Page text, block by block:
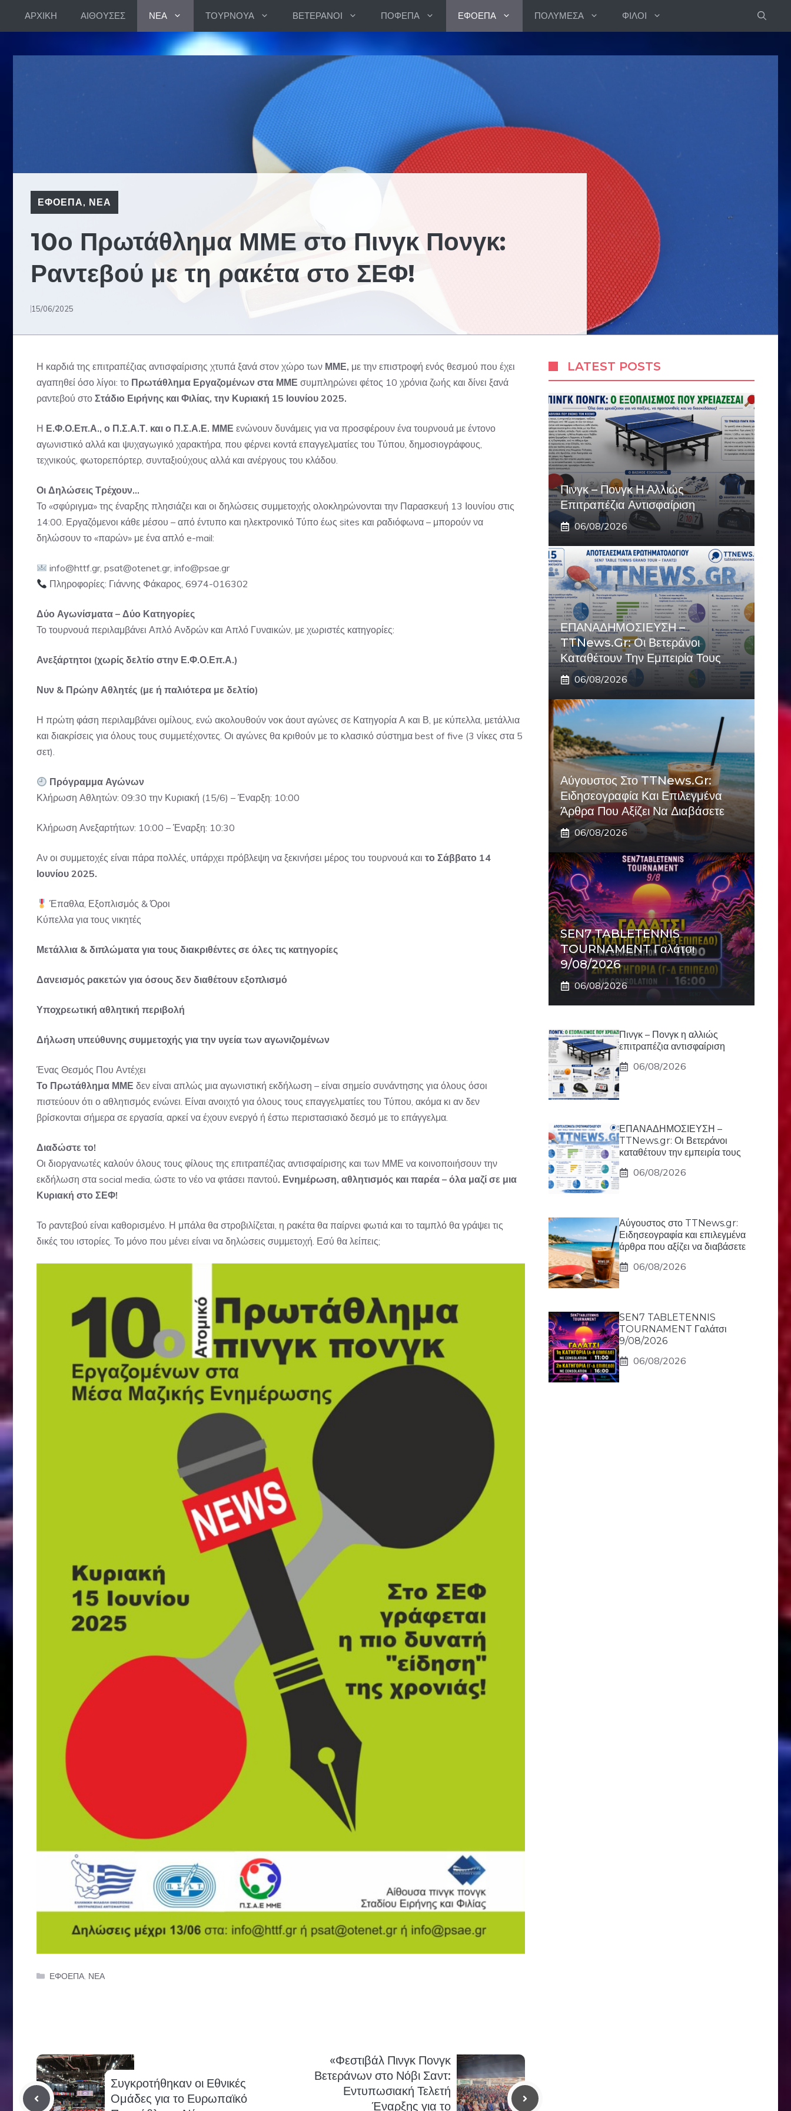
ΑΡΧΙΚΗ ΑΙΘΟΥΣΕΣ ΝΕΑ ΤΟΥΡΝΟΥΑ ΒΕΤΕΡΑΝΟΙ ΠΟΦΕΠΑ ΕΦΟΕΠΑ ΠΟΛΥΜΕΣΑ ΦΙΛΟΙ
ΕΦΟΕΠΑ, ΝΕΑ
10ο Πρωτάθλημα ΜΜΕ στο Πινγκ Πονγκ:
Ραντεβού με τη ρακέτα στο ΣΕΦ!
15/06/2025
Η καρδιά της επιτραπέζιας αντισφαίρισης χτυπά ξανά στον χώρο των ΜΜΕ, με την επιστροφή ενός θεσμού που έχει
αγαπηθεί όσο λίγοι: το Πρωτάθλημα Εργαζομένων στα ΜΜΕ συμπληρώνει φέτος 10 χρόνια ζωής και δίνει ξανά
ραντεβού στο Στάδιο Ειρήνης και Φιλίας, την Κυριακή 15 Ιουνίου 2025.
Η Ε.Φ.Ο.Επ.Α., ο Π.Σ.Α.Τ. και ο Π.Σ.Α.Ε. ΜΜΕ ενώνουν δυνάμεις για να προσφέρουν ένα τουρνουά με έντονο
αγωνιστικό αλλά και ψυχαγωγικό χαρακτήρα, που φέρνει κοντά επαγγελματίες του Τύπου, δημοσιογράφους,
τεχνικούς, φωτορεπόρτερ, συνταξιούχους αλλά και ανέργους του κλάδου.
Οι Δηλώσεις Τρέχουν…
Το «σφύριγμα» της έναρξης πλησιάζει και οι δηλώσεις συμμετοχής ολοκληρώνονται την Παρασκευή 13 Ιουνίου στις
14:00. Εργαζόμενοι κάθε μέσου – από έντυπο και ηλεκτρονικό Τύπο έως sites και ραδιόφωνα – μπορούν να
δηλώσουν το «παρών» με ένα απλό e-mail:
info@httf.gr, psat@otenet.gr, info@psae.gr
Πληροφορίες: Γιάννης Φάκαρος, 6974-016302
Δύο Αγωνίσματα – Δύο Κατηγορίες
Το τουρνουά περιλαμβάνει Απλό Ανδρών και Απλό Γυναικών, με χωριστές κατηγορίες:
Ανεξάρτητοι (χωρίς δελτίο στην Ε.Φ.Ο.Επ.Α.)
Νυν & Πρώην Αθλητές (με ή παλιότερα με δελτίο)
Η πρώτη φάση περιλαμβάνει ομίλους, ενώ ακολουθούν νοκ άουτ αγώνες σε Κατηγορία Α και Β, με κύπελλα, μετάλλια
και διακρίσεις για όλους τους συμμετέχοντες. Οι αγώνες θα κριθούν με το κλασικό σύστημα best of five (3 νίκες στα 5
σετ).
Πρόγραμμα Αγώνων
Κλήρωση Αθλητών: 09:30 την Κυριακή (15/6) – Έναρξη: 10:00
Κλήρωση Ανεξαρτήτων: 10:00 – Έναρξη: 10:30
Αν οι συμμετοχές είναι πάρα πολλές, υπάρχει πρόβλεψη να ξεκινήσει μέρος του τουρνουά και το Σάββατο 14
Ιουνίου 2025.
Έπαθλα, Εξοπλισμός & Όροι
Κύπελλα για τους νικητές
Μετάλλια & διπλώματα για τους διακριθέντες σε όλες τις κατηγορίες
Δανεισμός ρακετών για όσους δεν διαθέτουν εξοπλισμό
Υποχρεωτική αθλητική περιβολή
Δήλωση υπεύθυνης συμμετοχής για την υγεία των αγωνιζομένων
Ένας Θεσμός Που Αντέχει
Το Πρωτάθλημα ΜΜΕ δεν είναι απλώς μια αγωνιστική εκδήλωση – είναι σημείο συνάντησης για όλους όσοι
πιστεύουν ότι ο αθλητισμός ενώνει. Είναι ανοιχτό για όλους τους επαγγελματίες του Τύπου, ακόμα κι αν δεν
βρίσκονται σήμερα σε εργασία, αρκεί να έχουν ενεργό ή έστω περιστασιακό δεσμό με το επάγγελμα.
Διαδώστε το!
Οι διοργανωτές καλούν όλους τους φίλους της επιτραπέζιας αντισφαίρισης και των ΜΜΕ να κοινοποιήσουν την
εκδήλωση στα social media, ώστε το νέο να φτάσει παντού. Ενημέρωση, αθλητισμός και παρέα – όλα μαζί σε μια
Κυριακή στο ΣΕΦ!
Το ραντεβού είναι καθορισμένο. Η μπάλα θα στροβιλίζεται, η ρακέτα θα παίρνει φωτιά και το ταμπλό θα γράψει τις
δικές του ιστορίες. Το μόνο που μένει είναι να δηλώσεις συμμετοχή. Εσύ θα λείπεις;
Categories
ΕΦΟΕΠΑ, ΝΕΑ
Συγκροτήθηκαν οι Εθνικές
Ομάδες για το Ευρωπαϊκό
«Φεστιβάλ Πινγκ Πονγκ
Βετεράνων στο Νόβι Σαντ:
Εντυπωσιακή Τελετή
Έναρξης για το
LATEST POSTS
Πινγκ – Πονγκ Η Αλλιώς
Επιτραπέζια Αντισφαίριση
06/08/2026
ΕΠΑΝΑΔΗΜΟΣΙΕΥΣΗ –
TTNews.gr: Οι Βετεράνοι
Καταθέτουν Την Εμπειρία Τους
06/08/2026
Αύγουστος Στο TTNews.gr:
Ειδησεογραφία Και Επιλεγμένα
Άρθρα Που Αξίζει Να Διαβάσετε
06/08/2026
SEN7 TABLETENNIS
TOURNAMENT Γαλάτσι
9/08/2026
06/08/2026
Πινγκ – Πονγκ η αλλιώς
επιτραπέζια αντισφαίριση
06/08/2026
ΕΠΑΝΑΔΗΜΟΣΙΕΥΣΗ –
TTNews.gr: Οι Βετεράνοι
καταθέτουν την εμπειρία τους
06/08/2026
Αύγουστος στο TTNews.gr:
Ειδησεογραφία και επιλεγμένα
άρθρα που αξίζει να διαβάσετε
06/08/2026
SEN7 TABLETENNIS
TOURNAMENT Γαλάτσι
9/08/2026
06/08/2026